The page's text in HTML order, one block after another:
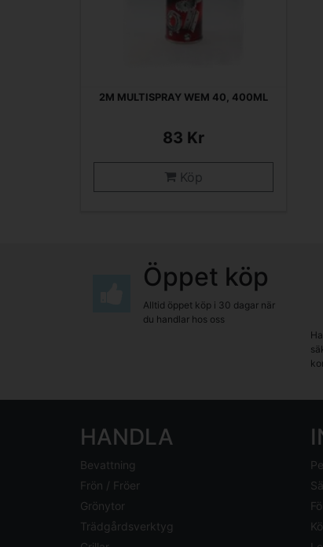
2M MULTISPRAY WEM 40, 400ML
83 Kr
Köp
Öppet köp
Alltid öppet köp i 30 dagar när
du handlar hos oss
HANDLA
Bevattning
Frön / Fröer
Grönytor
Trädgårdsverktyg